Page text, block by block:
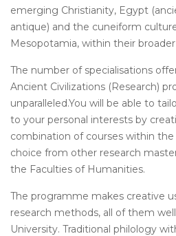
emerging Christianity, Egypt
antique) and the cuneiform
Mesopotamia, within their
The number of specialisations
Ancient Civilizations (Research)
unparalleled.You will be able to
to your personal interests by
combination of courses within
choice from other research
the Faculties of Humanities.
The programme makes creative
research methods, all of them
University. Traditional philology